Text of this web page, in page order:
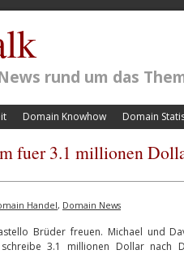
rund um das
Domain Knowhow Domain
fuer 3.1 millionen
Handel, Domain News
Brüder freuen. Michael und
3.1 millionen Dollar nach